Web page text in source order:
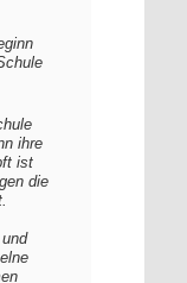
ihre
ist
die